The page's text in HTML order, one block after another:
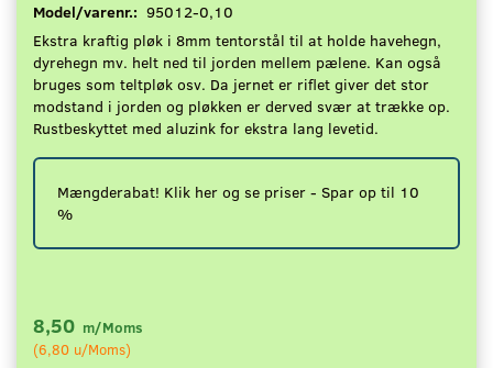
Model/varenr.: 95012-0,10
Ekstra kraftig pløk i 8mm tentorstål til at holde havehegn,
dyrehegn mv. helt ned til jorden mellem pælene. Kan også
bruges som teltpløk osv. Da jernet er riflet giver det stor
modstand i jorden og pløkken er derved svær at trække op.
Rustbeskyttet med aluzink for ekstra lang levetid.
Mængderabat! Klik her og se priser - Spar op til 10
%
8,50 m/Moms
(6,80 u/Moms)